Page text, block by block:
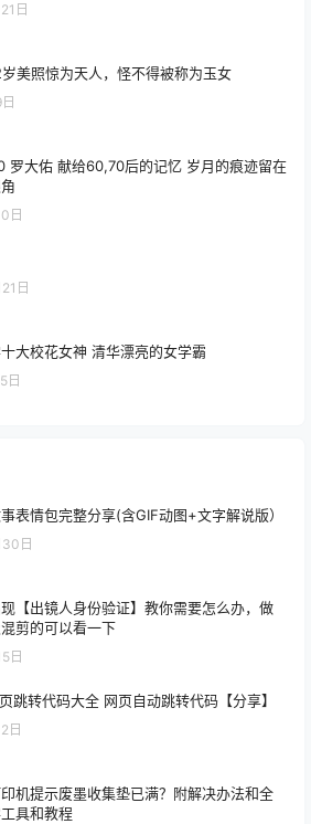
日
美照惊为天人，怪不得被称为玉女
罗大佑 献给60,70后的记忆 岁月的痕迹留在
日
日
大校花女神 清华漂亮的女学霸
日
表情包完整分享(含GIF动图+文字解说版）
日
【出镜人身份验证】教你需要怎么办，做
剪的可以看一下
日
跳转代码大全 网页自动跳转代码【分享】
日
机提示废墨收集垫已满？附解决办法和全
具和教程